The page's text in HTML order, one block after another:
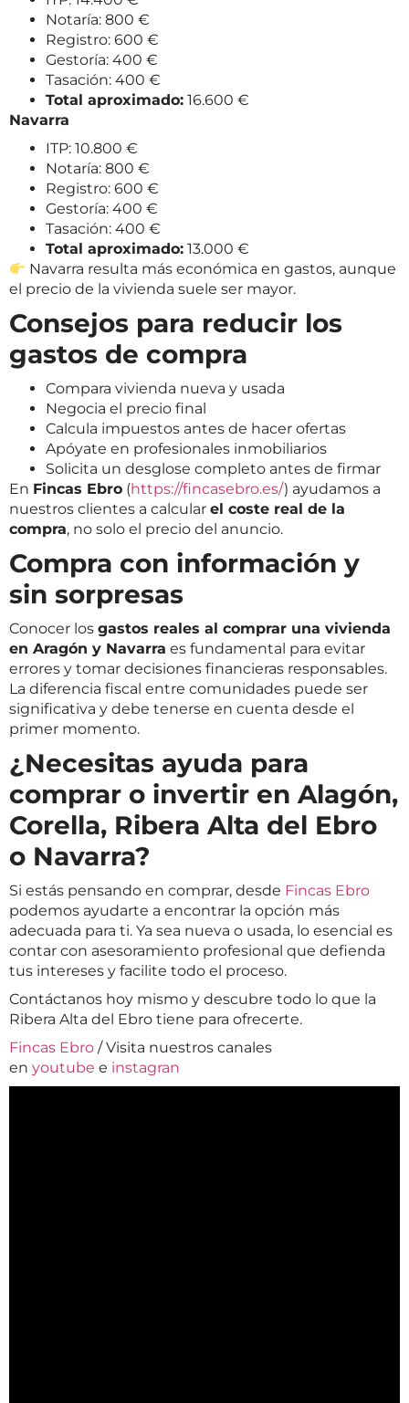
Notaría: 800 €
Registro: 600 €
Gestoría: 400 €
Tasación: 400 €
Total aproximado: 16.600 €
Navarra
ITP: 10.800 €
Notaría: 800 €
Registro: 600 €
Gestoría: 400 €
Tasación: 400 €
Total aproximado: 13.000 €
Navarra resulta más económica en gastos, aunque
el precio de la vivienda suele ser mayor.
Consejos para reducir los
gastos de compra
Compara vivienda nueva y usada
Negocia el precio final
Calcula impuestos antes de hacer ofertas
Apóyate en profesionales inmobiliarios
Solicita un desglose completo antes de firmar
En Fincas Ebro (https://fincasebro.es/) ayudamos a
nuestros clientes a calcular el coste real de la
compra, no solo el precio del anuncio.
Compra con información y
sin sorpresas
Conocer los gastos reales al comprar una vivienda
en Aragón y Navarra es fundamental para evitar
errores y tomar decisiones financieras responsables.
La diferencia fiscal entre comunidades puede ser
significativa y debe tenerse en cuenta desde el
primer momento.
¿Necesitas ayuda para
comprar o invertir en Alagón,
Corella, Ribera Alta del Ebro
o Navarra?
Si estás pensando en comprar, desde Fincas Ebro
podemos ayudarte a encontrar la opción más
adecuada para ti. Ya sea nueva o usada, lo esencial es
contar con asesoramiento profesional que defienda
tus intereses y facilite todo el proceso.
Contáctanos hoy mismo y descubre todo lo que la
Ribera Alta del Ebro tiene para ofrecerte.
Fincas Ebro / Visita nuestros canales
en youtube e instagran